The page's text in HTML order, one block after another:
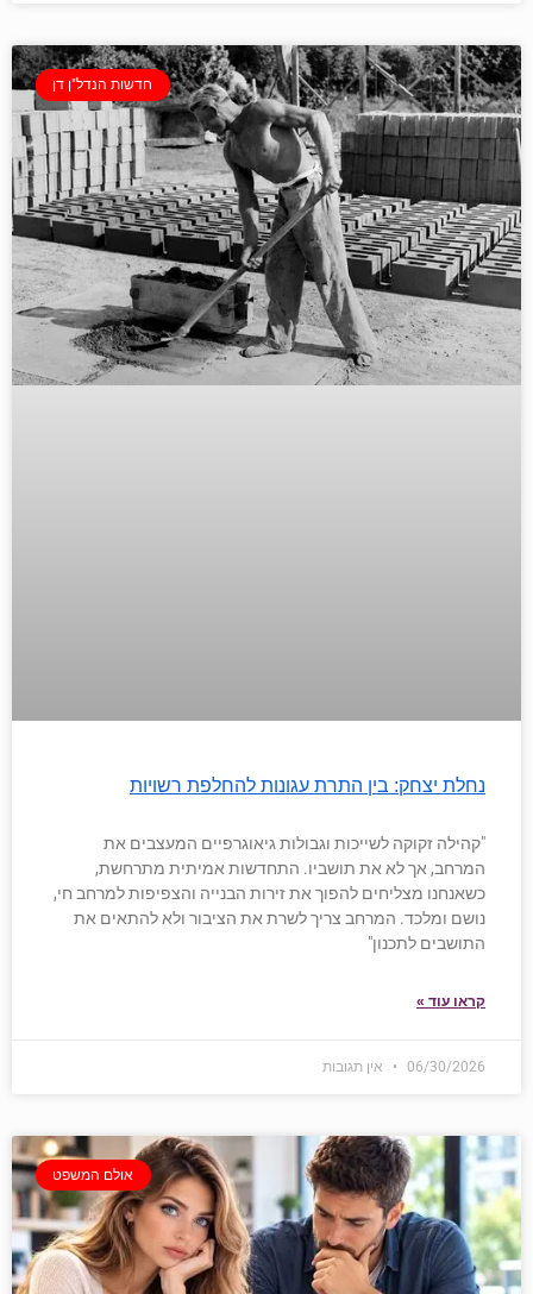
חדשות הנדל"ן דן
נחלת יצחק: בין התרת עגונות להחלפת רשויות
"קהילה זקוקה לשייכות וגבולות גיאוגרפיים המעצבים את
המרחב, אך לא את תושביו. התחדשות אמיתית מתרחשת,
כשאנחנו מצליחים להפוך את זירות הבנייה והצפיפות למרחב חי,
נושם ומלכד. המרחב צריך לשרת את הציבור ולא להתאים את
התושבים לתכנון"
קראו עוד »
06/30/2026 אין תגובות
אולם המשפט